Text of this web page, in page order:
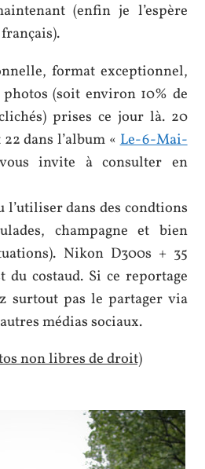
(enfin je l’espère
format exceptionnel,
(soit environ 10% de
prises ce jour là. 20
dans l’album «Le-6-Mai-
invite à consulter en
l’utiliser dans des condtions
champagne et bien
Nikon D300s + 35
du costaud. Si ce reportage
surtout pas le partager via
médias sociaux.
non libres de droit)